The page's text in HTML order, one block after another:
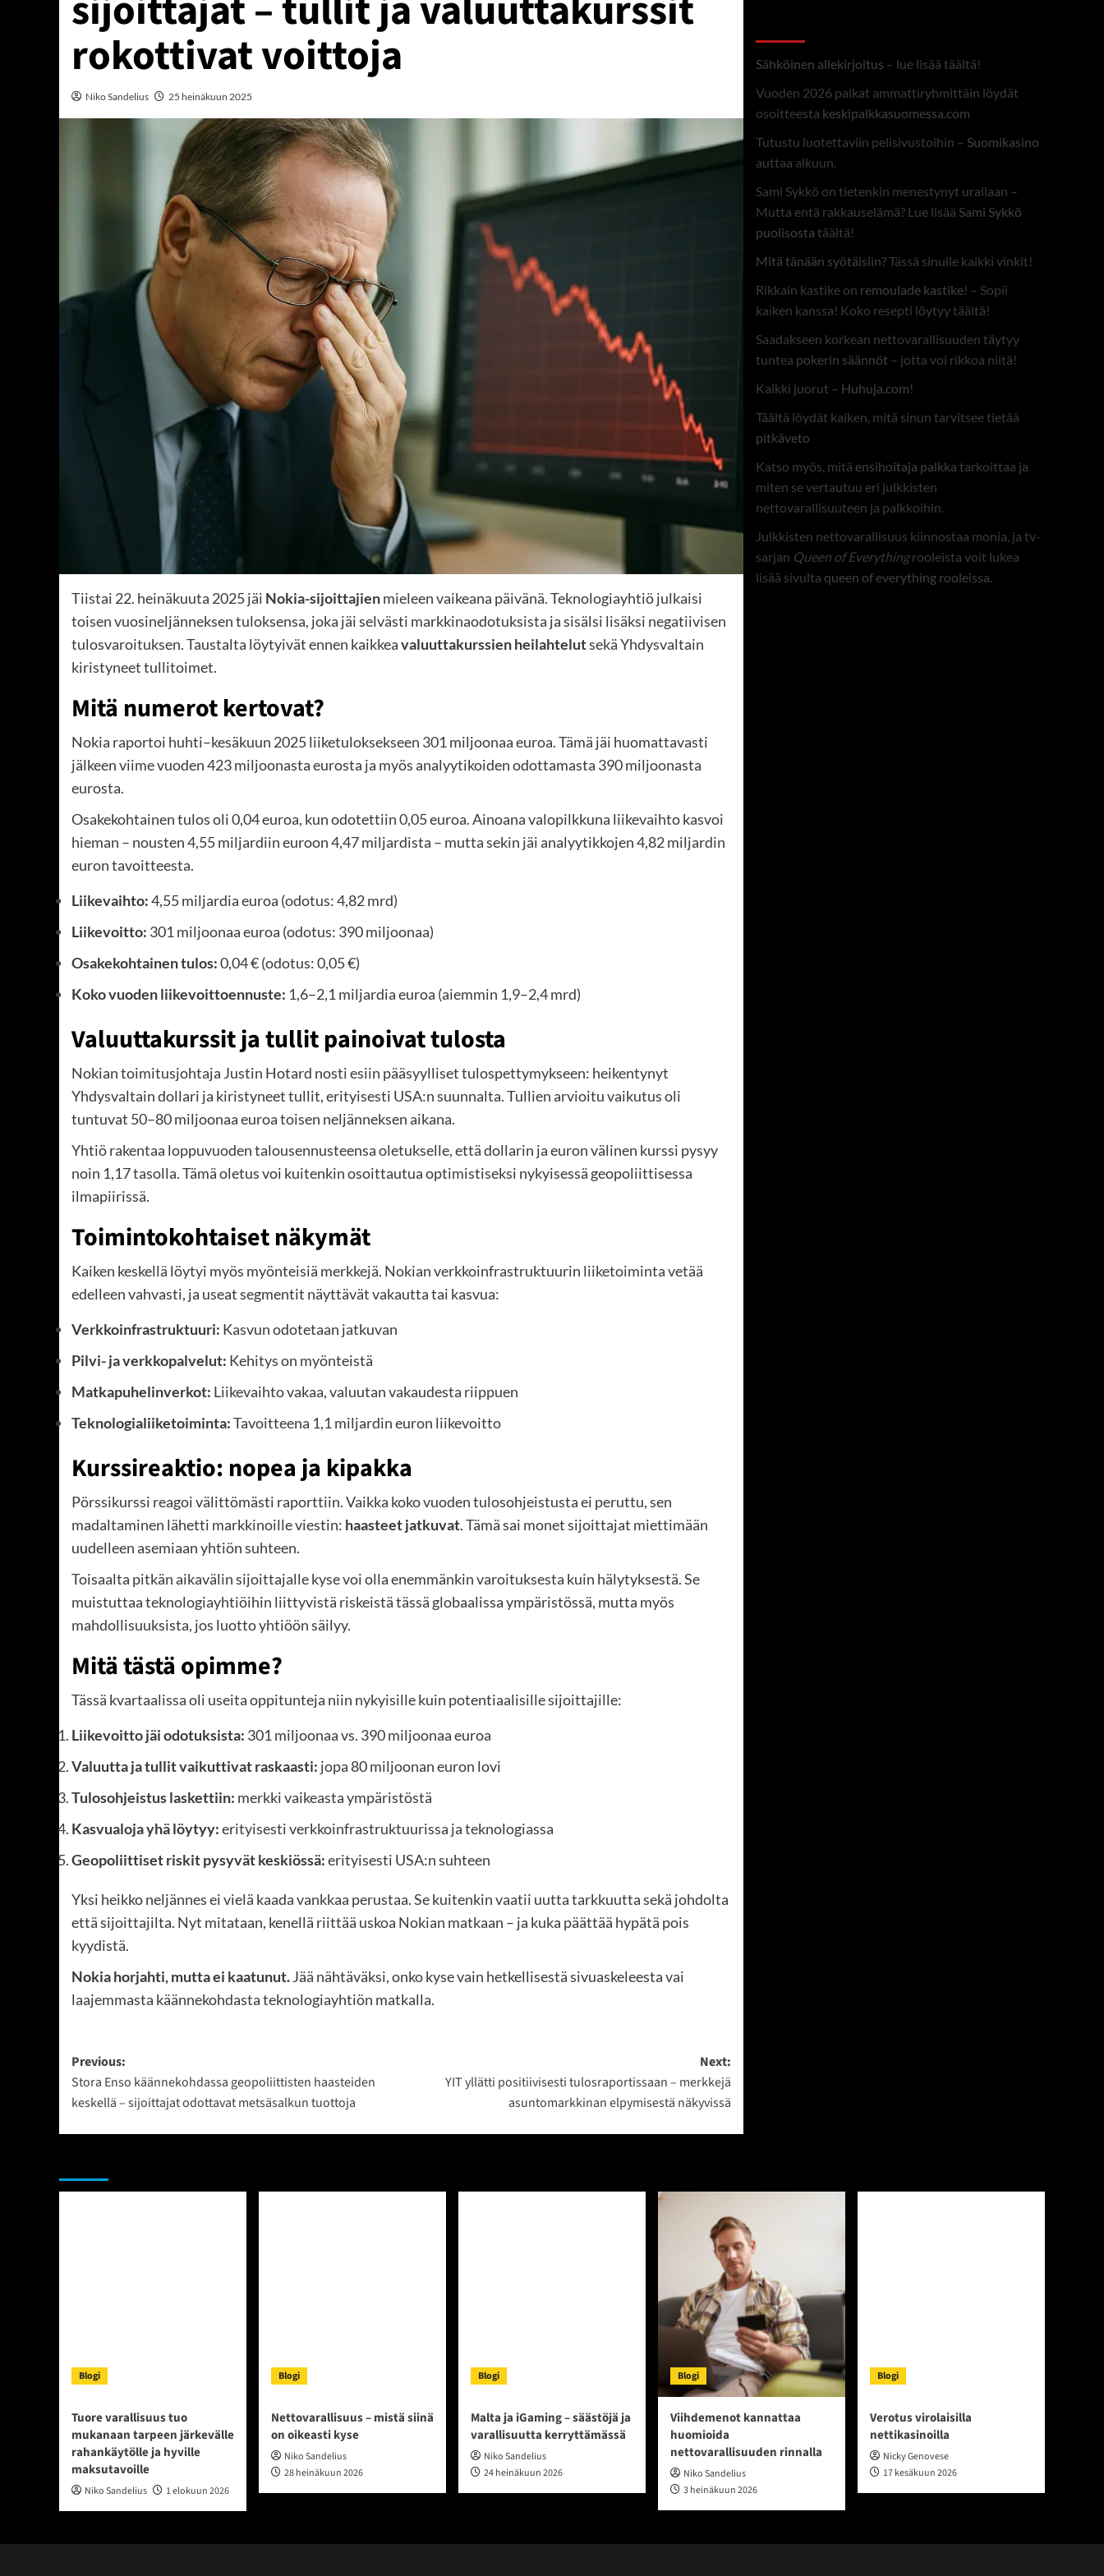
rokottivat voittoja
Niko Sandelius 25 heinäkuun 2025
Tiistai 22. heinäkuuta 2025 jäi Nokia-sijoittajienmieleen vaikeana päivänä. Teknologiayhtiö julkaisi
toisen vuosineljänneksen tuloksensa, joka jäi selvästi markkinaodotuksista ja sisälsi lisäksi negatiivisen
tulosvaroituksen. Taustalta löytyivät ennen kaikkeavaluuttakurssien heilahtelutsekä Yhdysvaltain
kiristyneet tullitoimet.
Mitä numerot kertovat?
Nokia raportoi huhti–kesäkuun 2025 liiketuloksekseen 301 miljoonaa euroa. Tämä jäi huomattavasti
jälkeen viime vuoden 423 miljoonasta eurosta ja myös analyytikoiden odottamasta 390 miljoonasta
eurosta.
Osakekohtainen tulos oli 0,04 euroa, kun odotettiin 0,05 euroa. Ainoana valopilkkuna liikevaihto kasvoi
hieman – nousten 4,55 miljardiin euroon 4,47 miljardista – mutta sekin jäi analyytikkojen 4,82 miljardin
euron tavoitteesta.
Liikevaihto:4,55 miljardia euroa (odotus: 4,82 mrd)
Liikevoitto: 301 miljoonaa euroa (odotus: 390 miljoonaa)
Osakekohtainen tulos:0,04 € (odotus: 0,05 €)
Koko vuoden liikevoittoennuste: 1,6–2,1 miljardia euroa (aiemmin 1,9–2,4 mrd)
Valuuttakurssit ja tullit painoivat tulosta
Nokian toimitusjohtaja Justin Hotard nosti esiin pääsyylliset tulospettymykseen: heikentynyt
Yhdysvaltain dollari ja kiristyneet tullit, erityisesti USA:n suunnalta. Tullien arvioitu vaikutus oli
tuntuvat 50–80 miljoonaa euroa toisen neljänneksen aikana.
Yhtiö rakentaa loppuvuoden talousennusteensa oletukselle, että dollarin ja euron välinen kurssi pysyy
noin 1,17 tasolla. Tämä oletus voi kuitenkin osoittautua optimistiseksi nykyisessä geopoliittisessa
ilmapiirissä.
Toimintokohtaiset näkymät
Kaiken keskellä löytyi myös myönteisiä merkkejä. Nokian verkkoinfrastruktuurin liiketoiminta vetää
edelleen vahvasti, ja useat segmentit näyttävät vakautta tai kasvua:
Verkkoinfrastruktuuri: Kasvun odotetaan jatkuvan
Pilvi- ja verkkopalvelut: Kehitys on myönteistä
Matkapuhelinverkot: Liikevaihto vakaa, valuutan vakaudesta riippuen
Teknologialiiketoiminta:Tavoitteena 1,1 miljardin euron liikevoitto
Kurssireaktio: nopea ja kipakka
Pörssikurssi reagoi välittömästi raporttiin. Vaikka koko vuoden tulosohjeistusta ei peruttu, sen
madaltaminen lähetti markkinoille viestin: haasteet jatkuvat. Tämä sai monet sijoittajat miettimään
uudelleen asemiaan yhtiön suhteen.
Toisaalta pitkän aikavälin sijoittajalle kyse voi olla enemmänkin varoituksesta kuin hälytyksestä. Se
muistuttaa teknologiayhtiöihin liittyvistä riskeistä tässä globaalissa ympäristössä, mutta myös
mahdollisuuksista, jos luotto yhtiöön säilyy.
Mitä tästä opimme?
Tässä kvartaalissa oli useita oppitunteja niin nykyisille kuin potentiaalisille sijoittajille:
Liikevoitto jäi odotuksista: 301 miljoonaa vs. 390 miljoonaa euroa
Valuutta ja tullit vaikuttivat raskaasti: jopa 80 miljoonan euron lovi
Tulosohjeistus laskettiin: merkki vaikeasta ympäristöstä
Kasvualoja yhä löytyy:erityisesti verkkoinfrastruktuurissa ja teknologiassa
Geopoliittiset riskit pysyvät keskiössä:erityisesti USA:n suhteen
Yksi heikko neljännes ei vielä kaada vankkaa perustaa. Se kuitenkin vaatii uutta tarkkuutta sekä johdolta
että sijoittajilta. Nyt mitataan, kenellä riittää uskoa Nokian matkaan – ja kuka päättää hypätä pois
kyydistä.
Nokia horjahti, mutta ei kaatunut.Jää nähtäväksi, onko kyse vain hetkellisestä sivuaskeleesta vai
laajemmasta käännekohdasta teknologiayhtiön matkalla.
Post
navigation
Previous:
Stora Enso käännekohdassa geopoliittisten haasteiden
keskellä – sijoittajat odottavat metsäsalkun tuottoja
Next:
YIT yllätti positiivisesti tulosraportissaan – merkkejä
asuntomarkkinan elpymisestä näkyvissä
Sähköinen allekirjoitus – lue lisää täältä!
Vuoden 2026 palkat ammattiryhmittäin löydät
osoitteesta keskipalkkasuomessa.com
Tutustu luotettaviin pelisivustoihin – Suomikasino
auttaa alkuun.
Sami Sykkö on tietenkin menestynyt urallaan –
Mutta entä rakkauselämä? Lue lisää Sami Sykkö
puolisosta täältä!
Mitä tänään syötäisiin?Tässä sinulle kaikki vinkit!
Rikkain kastike on remoulade kastike! – Sopii
kaiken kanssa! Koko resepti löytyy täältä!
Saadakseen korkean nettovarallisuuden täytyy
tuntea pokerin säännöt– jotta voi rikkoa niitä!
Kaikki juorut – Huhuja.com!
Täältä löydät kaiken, mitä sinun tarvitsee tietää
pitkäveto
Katso myös, mitä ensihoitaja palkka tarkoittaa ja
miten se vertautuu eri julkkisten
nettovarallisuuteen ja palkkoihin.
Julkkisten nettovarallisuus kiinnostaa monia, ja tv-
sarjan Queen of Everythingrooleista voit lukea
lisää sivulta queen of everything rooleissa.
Blogi
Tuore varallisuus tuo
mukanaan tarpeen järkevälle
rahankäytölle ja hyville
maksutavoille
Niko Sandelius 1 elokuun 2026
Blogi
Nettovarallisuus – mistä siinä
on oikeasti kyse
Niko Sandelius
28 heinäkuun 2026
Blogi
Malta ja iGaming – säästöjä ja
varallisuutta kerryttämässä
Niko Sandelius
24 heinäkuun 2026
Blogi
Viihdemenot kannattaa
huomioida
nettovarallisuuden rinnalla
Niko Sandelius
3 heinäkuun 2026
Blogi
Verotus virolaisilla
nettikasinoilla
Nicky Genovese
17 kesäkuun 2026